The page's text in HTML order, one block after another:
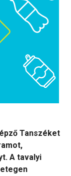
Tanszéket
A tavalyi